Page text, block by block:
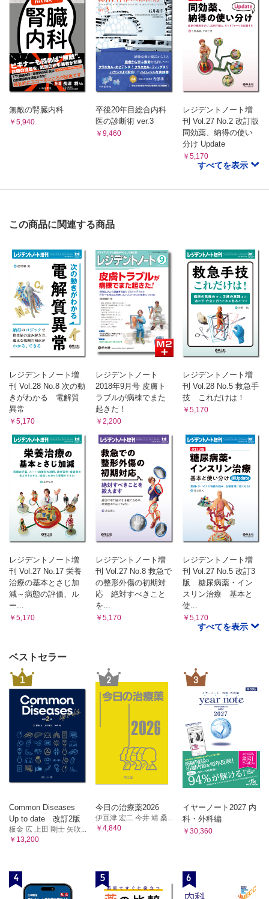
無敵の腎臓内科
￥5,940
卒後20年目総合内科
医の診断術 ver.3
￥9,460
レジデントノート増
刊 Vol.27 No.2 改訂版
同効薬、納得の使い
分け Update
￥5,170
すべてを表示
この商品に関連する商品
レジデントノート増
刊 Vol.28 No.8 次の動
きがわかる 電解質
異常
￥5,170
レジデントノート
2018年9月号 皮膚ト
ラブルが病棟でまた
起きた！
￥2,200
レジデントノート増
刊 Vol.28 No.5 救急手
技 これだけは！
￥5,170
レジデントノート増
刊 Vol.27 No.17 栄養
治療の基本とさじ加
減～病態の評価、ル
ー...
￥5,170
レジデントノート増
刊 Vol.27 No.8 救急で
の整形外傷の初期対
応 絶対すべきこと
を...
￥5,170
レジデントノート増
刊 Vol.27 No.5 改訂3
版 糖尿病薬・イン
スリン治療 基本と
使...
￥5,170
すべてを表示
ベストセラー
1
Common Diseases
Up to date 改訂2版
板金 広 上田 剛士 矢吹...
￥13,200
2
今日の治療薬2026
伊豆津 宏二 今井 靖 桑...
￥4,840
3
イヤーノート2027 内
科・外科編
￥30,360
4 5 6